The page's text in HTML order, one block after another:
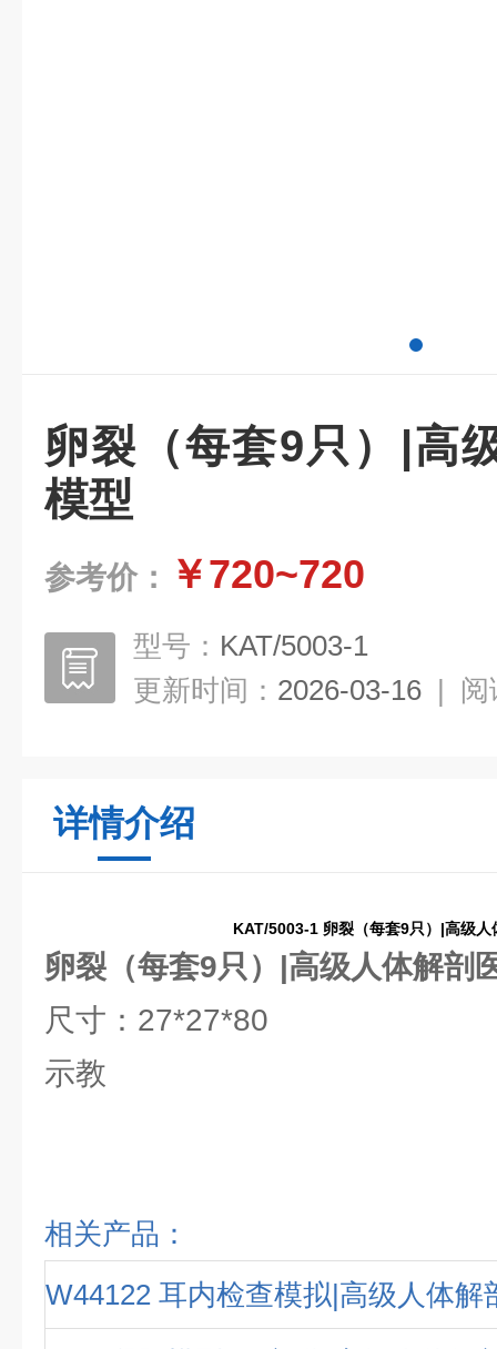
卵裂（每套9只）|高
模型
参考价： ￥720~720
型号： KAT/5003-1
更新时间： 2026-03-16 | 阅
详情介绍
KAT/5003-1 卵裂（每套9只）|高级人
卵裂（每套9只）|高级人体解剖
尺寸：27*27*80
示教
相关产品：
W44122 耳内检查模拟|高级人体解